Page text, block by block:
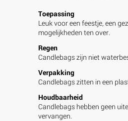
Toepassing
Leuk voor een feestje, een
mogelijkheden ten over.
Regen
Candlebags zijn niet
Verpakking
Candlebags zitten in een
Houdbaarheid
Candlebags hebben geen
vervangen.